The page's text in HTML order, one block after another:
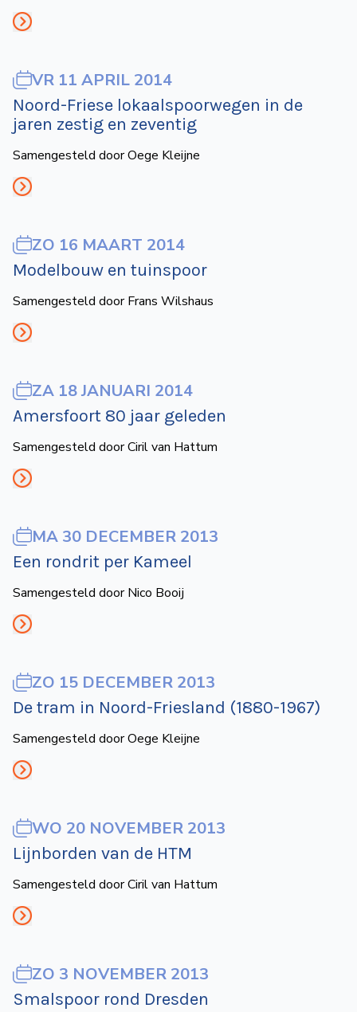
VR 11 APRIL 2014
Noord-Friese lokaalspoorwegen in de
jaren zestig en zeventig
Samengesteld door Oege Kleijne
ZO 16 MAART 2014
Modelbouw en tuinspoor
Samengesteld door Frans Wilshaus
ZA 18 JANUARI 2014
Amersfoort 80 jaar geleden
Samengesteld door Ciril van Hattum
MA 30 DECEMBER 2013
Een rondrit per Kameel
Samengesteld door Nico Booij
ZO 15 DECEMBER 2013
De tram in Noord-Friesland (1880-1967)
Samengesteld door Oege Kleijne
WO 20 NOVEMBER 2013
Lijnborden van de HTM
Samengesteld door Ciril van Hattum
ZO 3 NOVEMBER 2013
Smalspoor rond Dresden